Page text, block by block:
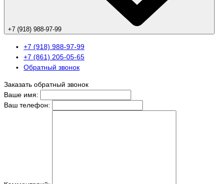
+7 (918) 988-97-99
+7 (918) 988-97-99
+7 (861) 205-05-65
Обратный звонок
Заказать обратный звонок
Ваше имя:
Ваш телефон: